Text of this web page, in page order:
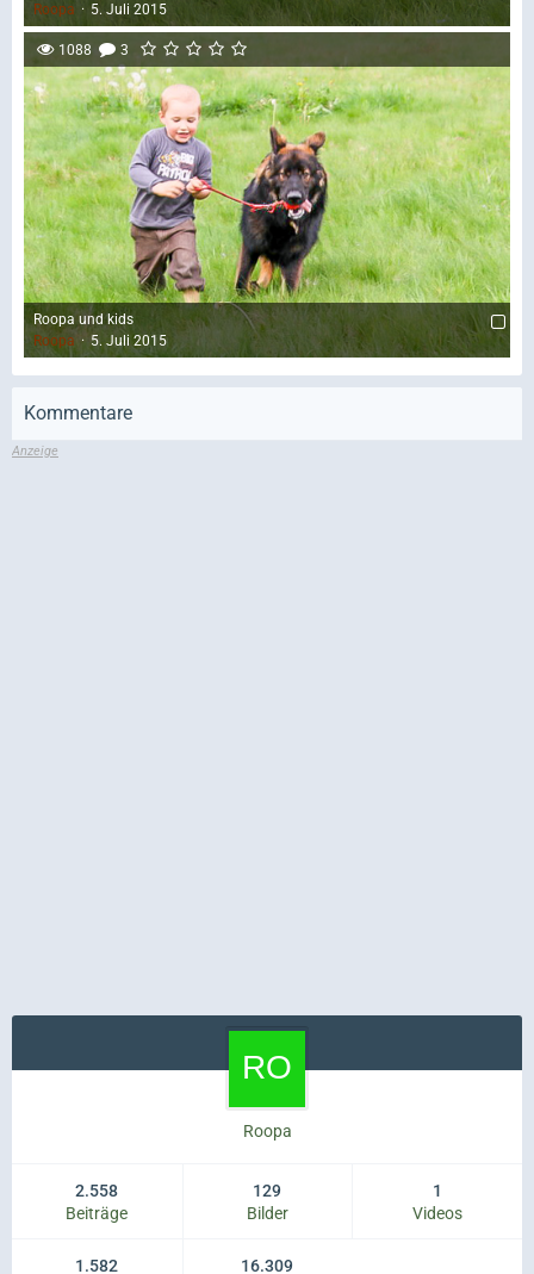
Roopa
5. Juli 2015
1088 3
Roopa und kids
Roopa
5. Juli 2015
Kommentare
Roopa
Beiträge
2.558
Bilder
129
Videos
1
1.582
16.309